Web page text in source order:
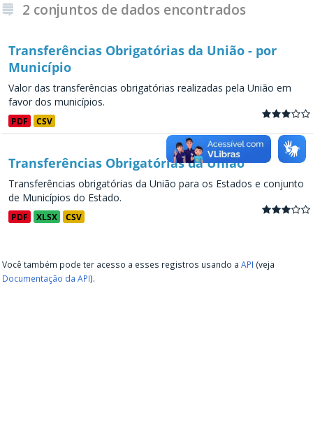
2 conjuntos de dados encontrados
Transferências Obrigatórias da União - por
Município
Valor das transferências obrigatórias realizadas pela União em
favor dos municípios.
PDF CSV
Transferências Obrigatórias da União
Transferências obrigatórias da União para os Estados e conjunto
de Municípios do Estado.
PDF XLSX CSV
Você também pode ter acesso a esses registros usando a API (veja
Documentação da API).